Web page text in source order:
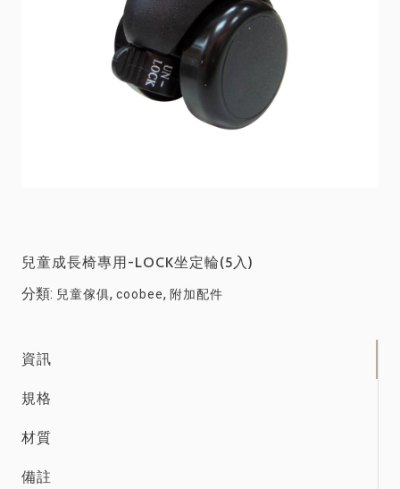
兒童成長椅專用-LOCK坐定輪(5入)
分類: 兒童傢俱, coobee, 附加配件
資訊
規格
材質
備註